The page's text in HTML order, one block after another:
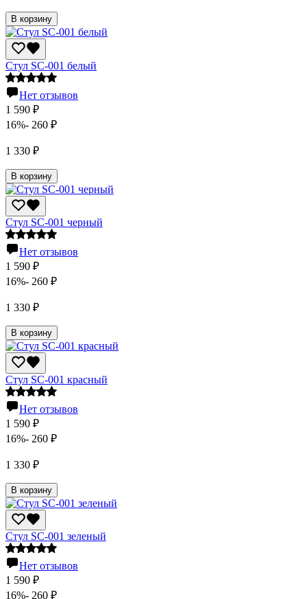
В корзину
Стул SC-001 белый
Нет отзывов
1 590 ₽
16%- 260 ₽
1 330 ₽
В корзину
Стул SC-001 черный
Нет отзывов
1 590 ₽
16%- 260 ₽
1 330 ₽
В корзину
Стул SC-001 красный
Нет отзывов
1 590 ₽
16%- 260 ₽
1 330 ₽
В корзину
Стул SC-001 зеленый
Нет отзывов
1 590 ₽
16%- 260 ₽